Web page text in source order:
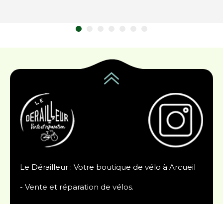
Le Dérailleur : Votre boutique de vélo à Arcueil
- Vente et réparation de vélos.